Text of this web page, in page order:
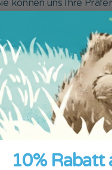
können uns Ihre
Ihrem Librio-Konto
Online-
Sie aufgegeben haben
die Sie bei
Kontakt mit unserem
nach Ihren
auf
10% Rabatt